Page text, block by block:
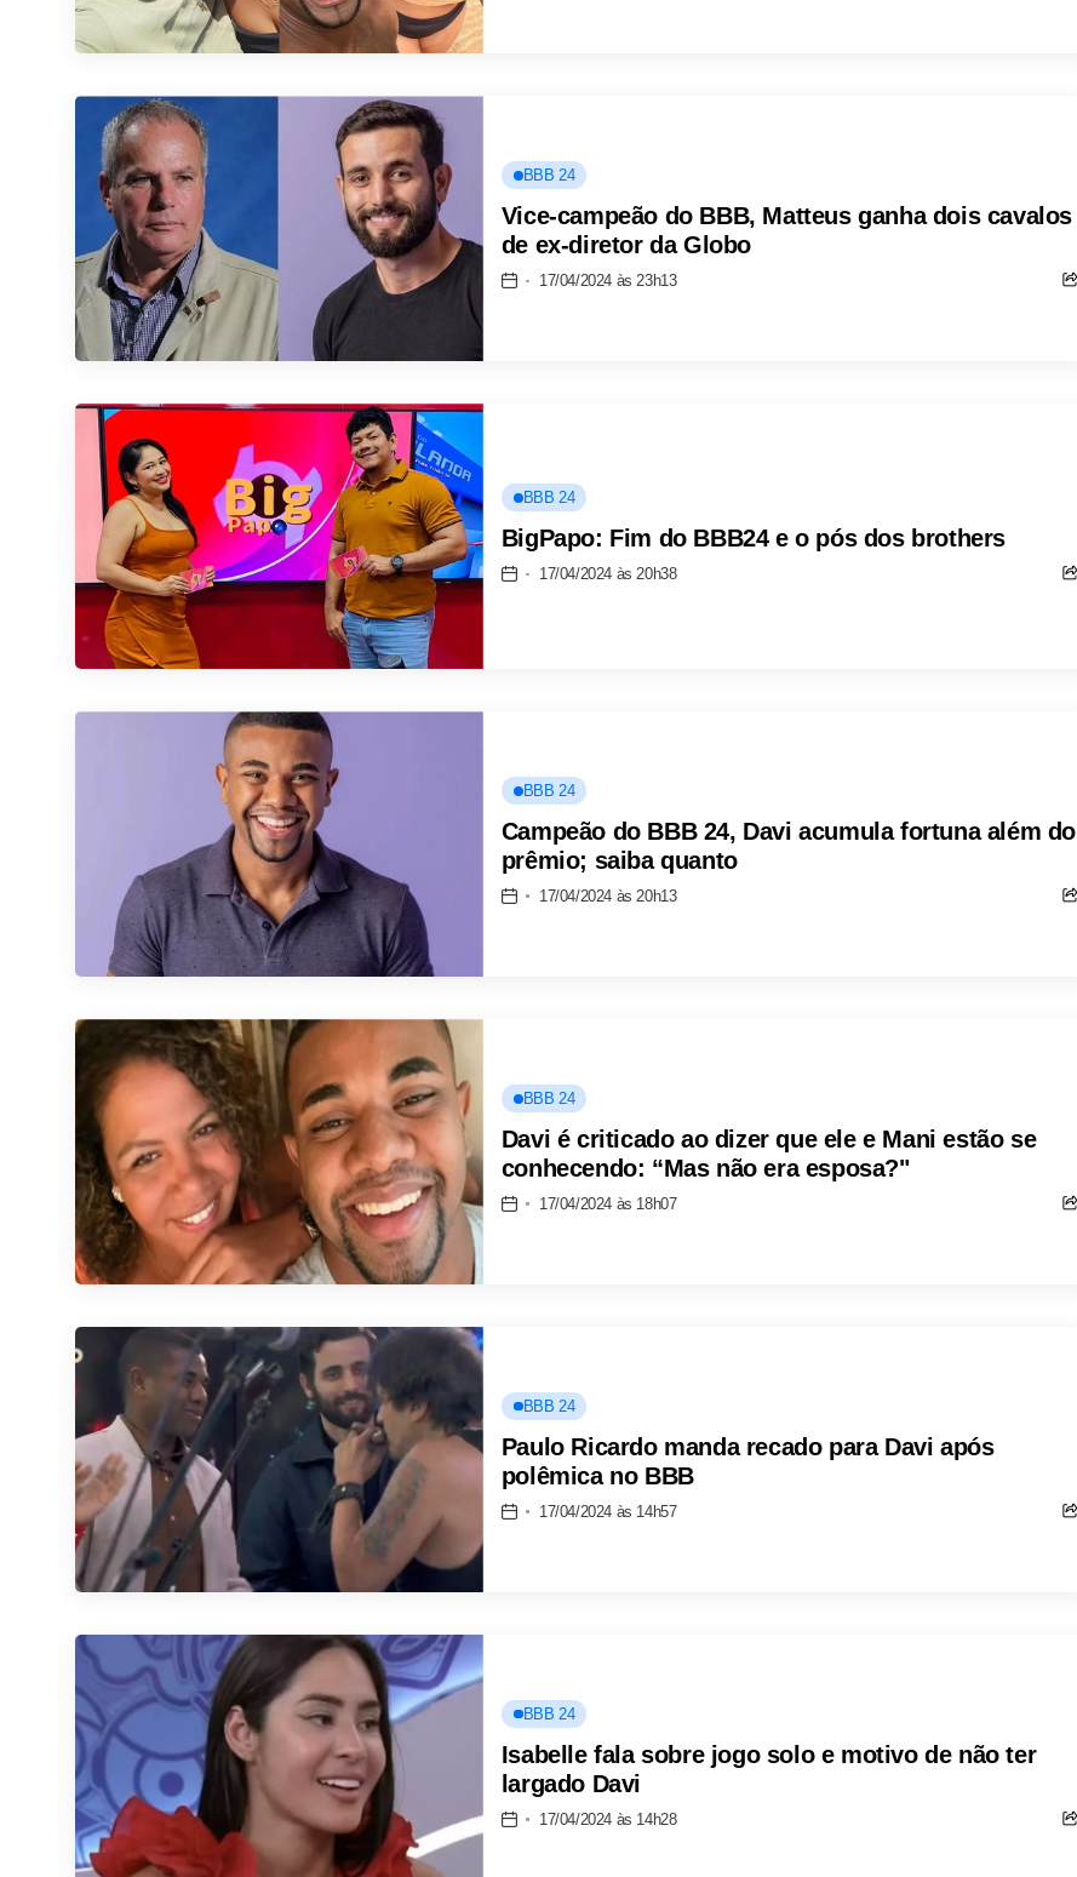
BBB 24
Vice-campeão do BBB, Matteus ganha dois cavalos
de ex-diretor da Globo
17/04/2024 às 23h13
BBB 24
BigPapo: Fim do BBB24 e o pós dos brothers
17/04/2024 às 20h38
BBB 24
Campeão do BBB 24, Davi acumula fortuna além do
prêmio; saiba quanto
17/04/2024 às 20h13
BBB 24
Davi é criticado ao dizer que ele e Mani estão se
conhecendo: “Mas não era esposa?"
17/04/2024 às 18h07
BBB 24
Paulo Ricardo manda recado para Davi após
polêmica no BBB
17/04/2024 às 14h57
BBB 24
Isabelle fala sobre jogo solo e motivo de não ter
largado Davi
17/04/2024 às 14h28